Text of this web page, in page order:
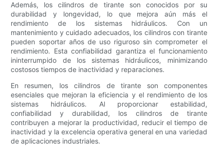
Además, los cilindros de tirante son conocidos por su
durabilidad y longevidad, lo que mejora aún más el
rendimiento de los sistemas hidráulicos. Con un
mantenimiento y cuidado adecuados, los cilindros con tirante
pueden soportar años de uso riguroso sin comprometer el
rendimiento. Esta confiabilidad garantiza el funcionamiento
ininterrumpido de los sistemas hidráulicos, minimizando
costosos tiempos de inactividad y reparaciones.
En resumen, los cilindros de tirante son componentes
esenciales que mejoran la eficiencia y el rendimiento de los
sistemas hidráulicos. Al proporcionar estabilidad,
confiabilidad y durabilidad, los cilindros de tirante
contribuyen a mejorar la productividad, reducir el tiempo de
inactividad y la excelencia operativa general en una variedad
de aplicaciones industriales.